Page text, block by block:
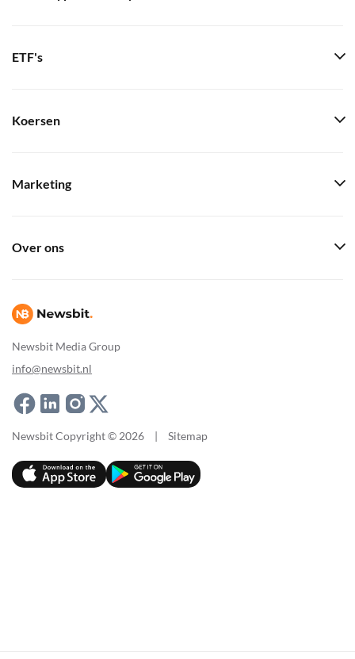
Newsbit Media Group
info@newsbit.nl
ETF's
Koersen
Marketing
Over ons
Newsbit Copyright © 2026 | Sitemap